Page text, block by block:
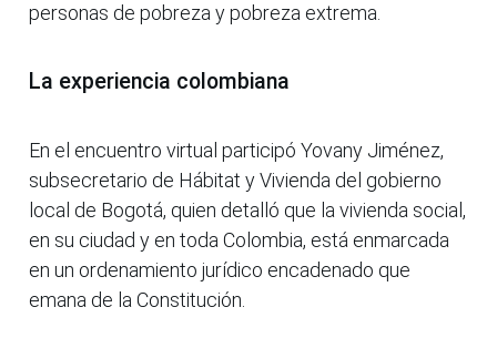
personas de pobreza y pobreza extrema.
La experiencia colombiana
En el encuentro virtual participó Yovany Jiménez,
subsecretario de Hábitat y Vivienda del gobierno
local de Bogotá, quien detalló que la vivienda social,
en su ciudad y en toda Colombia, está enmarcada
en un ordenamiento jurídico encadenado que
emana de la Constitución.